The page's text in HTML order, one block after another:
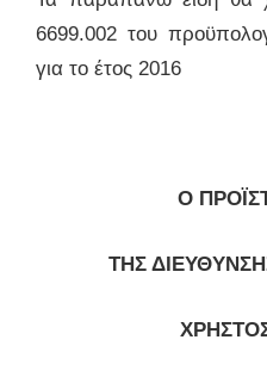
6699.002 του
για το έτος 2016
Ο
ΤΗΣ